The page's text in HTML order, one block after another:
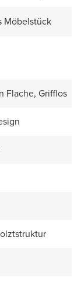
Möbelstück
Flache, Grifflos